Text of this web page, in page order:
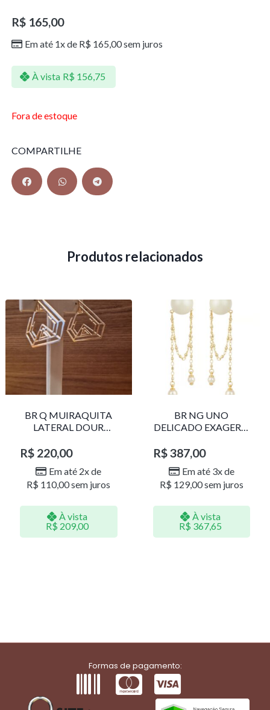
R$165,00
Em até 1x de R$ 165,00sem juros
À vista R$ 156,75
Fora de estoque
COMPARTILHE
Produtos relacionados
BR Q MUIRAQUITA
LATERAL DOUR
R$ 220,00
Em até 2x de
R$ 110,00sem juros
À vista
R$ 209,00
BR NG UNO
DELICADO EXAGERO
R$387,00
Em até 3x de
R$ 129,00sem juros
À vista
R$ 367,65
Formas de pagamento: